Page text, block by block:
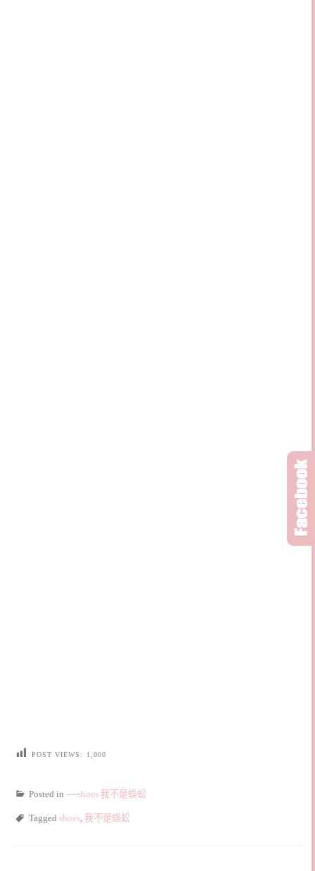
POST VIEWS: 1,000
Posted in ----shoes 我不是蜈蚣
Tagged shoes 我不是蜈蚣